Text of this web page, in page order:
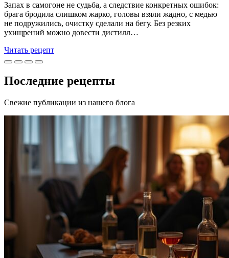
Запах в самогоне не судьба, а следствие конкретных ошибок:
брага бродила слишком жарко, головы взяли жадно, с медью
не подружились, очистку сделали на бегу. Без резких
ухищрений можно довести дистилл…
Читать рецепт
Последние рецепты
Свежие публикации из нашего блога